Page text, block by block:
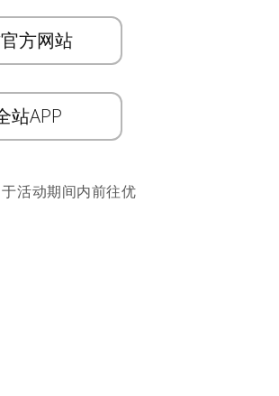
方网站
站APP
活动期间内前往优